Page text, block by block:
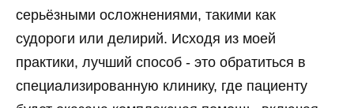
серьёзными осложнениями, такими как
судороги или делирий. Исходя из моей
практики, лучший способ - это обратиться в
специализированную клинику, где пациенту